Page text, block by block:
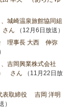
城崎温泉旅館協同組
ん （12月6日放送）
理事長 大西 伸弥
、吉岡興業株式会社
さん （11月22日放
表取締役 吉岡 洋明
）